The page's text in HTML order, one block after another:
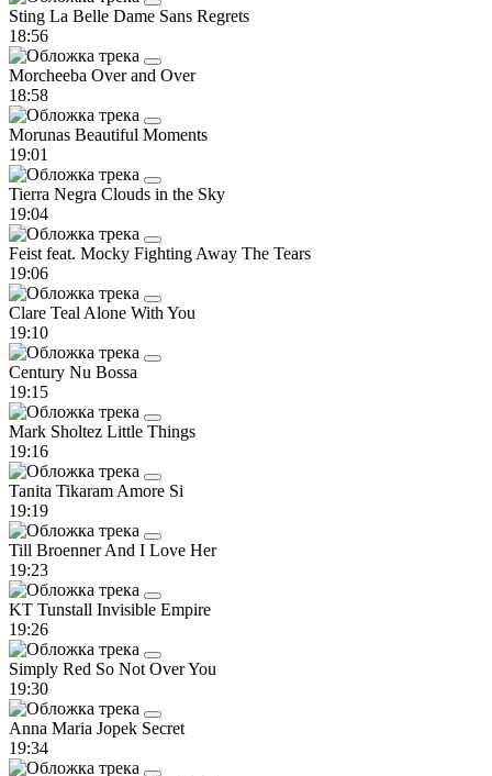
Sting La Belle Dame Sans Regrets
18:56
Morcheeba Over and Over
18:58
Morunas Beautiful Moments
19:01
Tierra Negra Clouds in the Sky
19:04
Feist feat. Mocky Fighting Away The Tears
19:06
Clare Teal Alone With You
19:10
Century Nu Bossa
19:15
Mark Sholtez Little Things
19:16
Tanita Tikaram Amore Si
19:19
Till BroennerAnd I Love Her
19:23
KT Tunstall Invisible Empire
19:26
Simply Red So Not Over You
19:30
Anna Maria Jopek Secret
19:34